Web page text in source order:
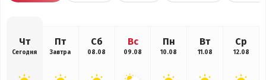
Чт
Сегодня
Пт
Завтра
Сб
08.08
Вс
09.08
Пн
10.08
Вт
11.08
Ср
12.08